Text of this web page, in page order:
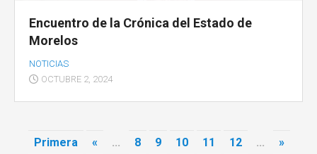
Encuentro de la Crónica del Estado de
Morelos
NOTICIAS
OCTUBRE 2, 2024
Primera « ... 8 9 10 11 12 ... »